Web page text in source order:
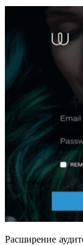
Расширение